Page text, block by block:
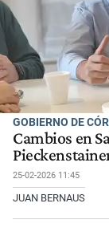
GOBIERNO DE
Cambios en
25-02-2026 11:45
JUAN BERNAUS